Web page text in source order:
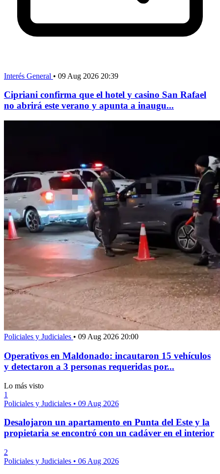
Interés General • 09 Aug 2026 20:39
Cipriani confirma que el hotel y casino San Rafael
no abrirá este verano y apunta a inaugu...
Policiales y Judiciales • 09 Aug 2026 20:00
Operativos en Maldonado: incautaron 15 vehículos
y detectaron a 3 personas requeridas por...
Lo más visto
1
Policiales y Judiciales • 09 Aug 2026
Desalojaron un apartamento en Punta del Este y la
propietaria se encontró con un cadáver en el interior
2
Policiales y Judiciales • 06 Aug 2026